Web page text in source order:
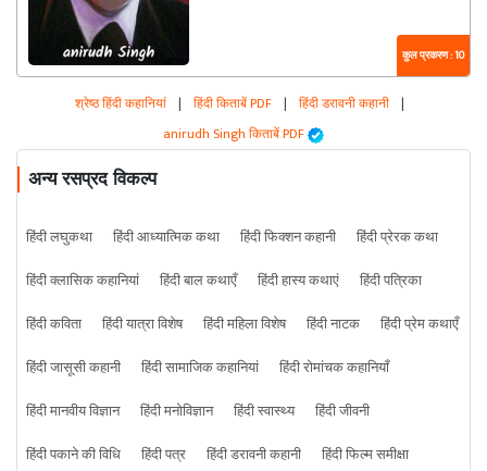
कुल प्रकरण : 10
श्रेष्ठ हिंदी कहानियां | हिंदी किताबें PDF | हिंदी डरावनी कहानी |
anirudh Singh किताबें PDF
अन्य रसप्रद विकल्प
हिंदी लघुकथा हिंदी आध्यात्मिक कथा हिंदी फिक्शन कहानी
हिंदी प्रेरक कथा
हिंदी क्लासिक कहानियां
हिंदी बाल कथाएँ हिंदी हास्य कथाएं
हिंदी पत्रिका
हिंदी कविता
हिंदी यात्रा विशेष हिंदी महिला विशेष हिंदी नाटक
हिंदी प्रेम कथाएँ
हिंदी जासूसी कहानी
हिंदी सामाजिक कहानियां
हिंदी रोमांचक कहानियाँ
हिंदी मानवीय विज्ञान
हिंदी मनोविज्ञान हिंदी स्वास्थ्य
हिंदी जीवनी
हिंदी पकाने की विधि
हिंदी पत्र हिंदी डरावनी कहानी हिंदी फिल्म समीक्षा